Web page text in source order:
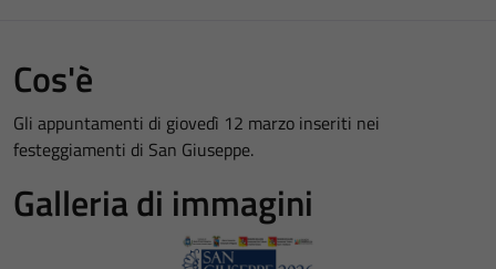
Cos'è
Gli appuntamenti di giovedì 12 marzo inseriti nei
festeggiamenti di San Giuseppe.
Galleria di immagini